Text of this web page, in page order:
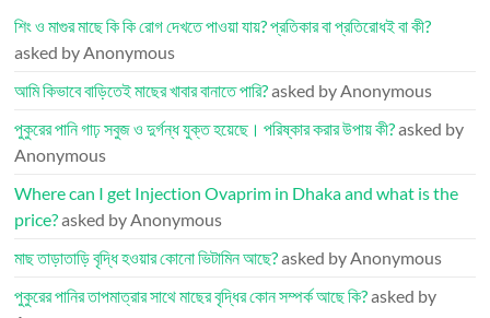
শিং ও মাগুর মাছে কি কি রোগ দেখতে পাওয়া যায়? প্রতিকার বা প্রতিরোধই বা কী?
asked by Anonymous
আমি কিভাবে বাড়িতেই মাছের খাবার বানাতে পারি?asked by Anonymous
পুকুরের পানি গাঢ় সবুজ ও দুর্গন্ধ যুক্ত হয়েছে। পরিষ্কার করার উপায় কী?asked by
Anonymous
Where can I get Injection Ovaprim in Dhaka and what is the
price?asked by Anonymous
মাছ তাড়াতাড়ি বৃদ্ধি হওয়ার কোনো ভিটামিন আছে?asked by Anonymous
পুকুরের পানির তাপমাত্রার সাথে মাছের বৃদ্ধির কোন সম্পর্ক আছে কি?asked by